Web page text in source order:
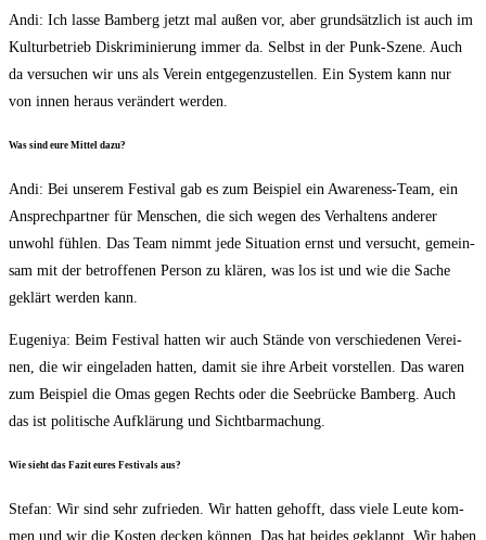
Andi: Ich las­se Bam­berg jetzt mal außen vor, aber grund­sätz­lich ist auch im
Kul­tur­be­trieb Dis­kri­mi­nie­rung immer da. Selbst in der Punk-Sze­ne. Auch
da ver­su­chen wir uns als Ver­ein ent­ge­gen­zu­stel­len. Ein Sys­tem kann nur
von innen her­aus ver­än­dert werden.
Was sind eure Mit­tel dazu?
Andi: Bei unse­rem Fes­ti­val gab es zum Bei­spiel ein Awa­re­ness-Team, ein
Ansprech­part­ner für Men­schen, die sich wegen des Ver­hal­tens ande­rer
unwohl füh­len. Das Team nimmt jede Situa­ti­on ernst und ver­sucht, gemein­
sam mit der betrof­fe­nen Per­son zu klä­ren, was los ist und wie die Sache
geklärt wer­den kann.
Euge­ni­ya: Beim Fes­ti­val hat­ten wir auch Stän­de von ver­schie­de­nen Ver­ei­
nen, die wir ein­ge­la­den hat­ten, damit sie ihre Arbeit vor­stel­len. Das waren
zum Bei­spiel die Omas gegen Rechts oder die See­brü­cke Bam­berg. Auch
das ist poli­ti­sche Auf­klä­rung und Sichtbarmachung.
Wie sieht das Fazit eures Fes­ti­vals aus?
Ste­fan: Wir sind sehr zufrie­den. Wir hat­ten gehofft, dass vie­le Leu­te kom­
men und wir die Kos­ten decken kön­nen. Das hat bei­des geklappt. Wir haben